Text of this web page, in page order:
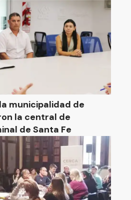
municipalidad de
la central de
de Santa Fe